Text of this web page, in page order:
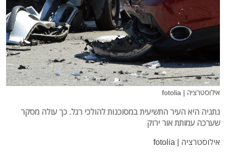
אילוסטרציה | fotolia
נתניה היא העיר התשיעית במסוכנות להולכי רגל. כך עולה מסקר
שערכה עמותת אור ירוק
אילוסטרציה | fotolia